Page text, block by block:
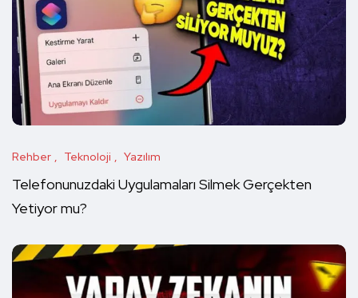
Rehber Teknoloji Yazılım
Telefonunuzdaki Uygulamaları Silmek Gerçekten
Yetiyor mu?